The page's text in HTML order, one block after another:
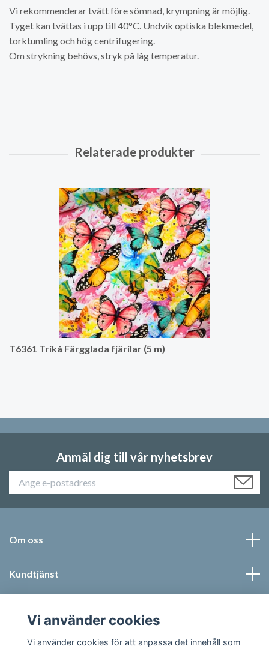
Vi rekommenderar tvätt före sömnad, krympning är möjlig.
Tyget kan tvättas i upp till 40°C. Undvik optiska blekmedel,
torktumling och hög centrifugering.
Om strykning behövs, stryk på låg temperatur.
T6361 Trikå Färgglada fjärilar (5 m)
Anmäl dig till vår nyhetsbrev
Om oss
Kundtjänst
Sociala medier
Vi använder cookies
Vi använder cookies för att anpassa det innehåll som